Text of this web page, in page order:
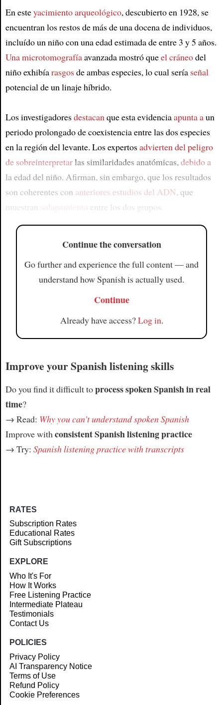
Article
En esteyacimiento arqueológico, descubierto en 1928, se
encuentran los restos de más de una docena de individuos,
incluído un niño con una edad estimada de entre 3 y 5 años.
Una microtomografíaavanzada mostró queel cráneodel
niño exhibíarasgosde ambas especies, lo cual sería señal
potencial de un linaje híbrido.
Los investigadoresdestacan que esta evidenciaapunta aun
periodo prolongado de coexistencia entre las dos especies
en la región del levante. Los expertosadvierten del peligro
de sobreinterpretarlas similaridades anatómicas, debido a
la edad del niño. Afirman, sin embargo, que los resultados
son coherentes con anteriores estudios del ADN, que
muestran
solapamiento entre los dos grupos.
Continue the conversation
Go further and experience the full content — and
understand how Spanish is actually used.
Continue
Already have access?Log in.
Improve your Spanish listening skills
Do you find it difficult toprocess spoken Spanish in real
time?
→ Read: Why you can't understand spoken Spanish
Improve withconsistent Spanish listening practice
→ Try: Spanish listening practice with transcripts
RATES
Subscription Rates
Educational Rates
Gift Subscriptions
EXPLORE
Who It's For
How It Works
Free Listening Practice
Intermediate Plateau
Testimonials
Contact Us
POLICIES
Privacy Policy
AI Transparency Notice
Terms of Use
Refund Policy
Cookie Preferences